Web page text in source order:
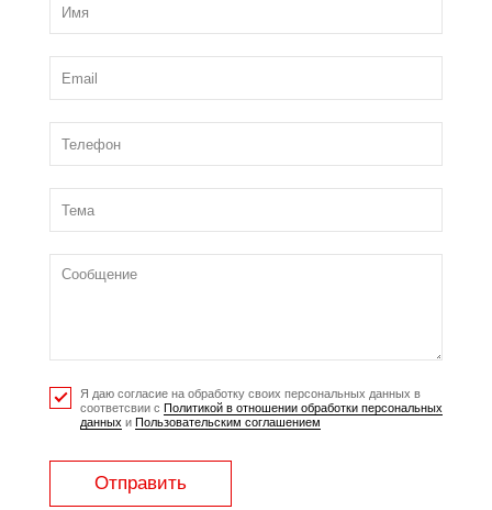
Я даю согласие на обработку своих персональных данных в
соответсвии с Политикой в отношении обработки персональных
данных и Пользовательским соглашением
Отправить